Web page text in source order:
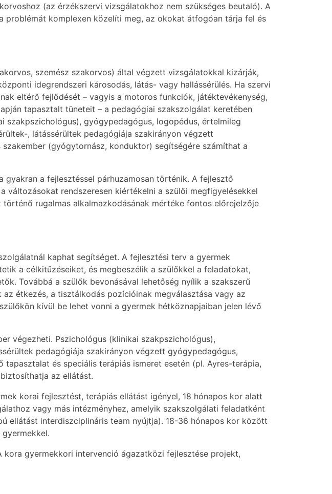
(az érzékszervi vizsgálatokhoz nem szükséges beutaló). A
komplexen közelíti meg, az okokat átfogóan tárja fel és
szemész szakorvos) által végzett vizsgálatokkal kizárják,
idegrendszeri károsodás, látás- vagy hallássérülés. Ha szervi
eltérő fejlődését – vagyis a motoros funkciók, játéktevékenység,
tapasztalt tüneteit – a pedagógiai szakszolgálat keretében
gyógypedagógus, logopédus, értelmileg
, látássérültek pedagógiája szakirányon végzett
(gyógytornász, konduktor) segítségére számíthat a
a fejlesztéssel párhuzamosan történik. A fejlesztő
rendszeresen kiértékelni a szülői megfigyelésekkel
rugalmas alkalmazkodásának mértéke fontos előrejelzője
kaphat segítséget. A fejlesztési terv a gyermek
a célkitűzéseiket, és megbeszélik a szülőkkel a feladatokat,
Továbbá a szülők bevonásával lehetőség nyílik a szakszerű
étkezés, a tisztálkodás pozícióinak megválasztása vagy az
kívül be lehet vonni a gyermek hétköznapjaiban jelen lévő
végezheti. Pszichológus (klinikai szakpszichológus),
pedagógiája szakirányon végzett gyógypedagógus,
és speciális terápiás ismeret esetén (pl. Ayres-terápia,
az ellátást.
korai fejlesztést, terápiás ellátást igényel, 18 hónapos kor alatt
vagy más intézményhez, amelyik szakszolgálati feladatként
ellátást interdiszciplináris team nyújtja). 18-36 hónapos kor között
kora gyermekkori intervenció ágazatközi fejlesztése projekt,